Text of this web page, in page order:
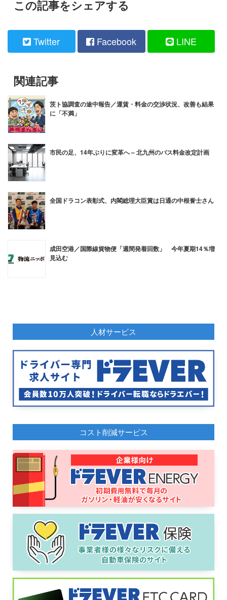
この記事をシェアする
Twitter Facebook LINE
関連記事
茨ト協調査の途中報告／運賃・料金の交渉状況、改善も結果
に「不満」
市民の足、14年ぶりに変革へ – 北九州のバス料金改定計画
全国ドラコン表彰式、内閣総理大臣賞は日通の中根誉士さん
成田空港／国際線貨物便「週間発着回数」 今年夏期14％増
見込む
人材サービス
コスト削減サービス